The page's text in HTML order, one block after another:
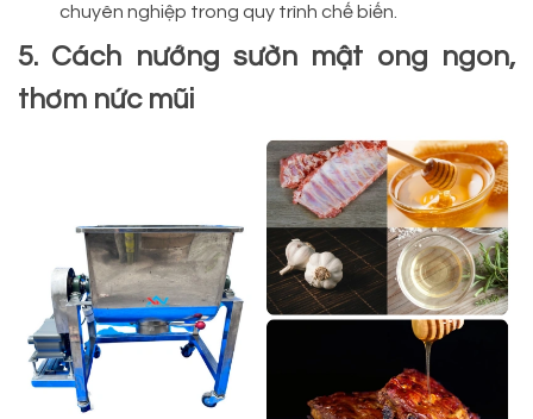
chuyên nghiệp trong quy trình chế biến.
5. Cách nướng sườn mật ong ngon,
thơm nức mũi